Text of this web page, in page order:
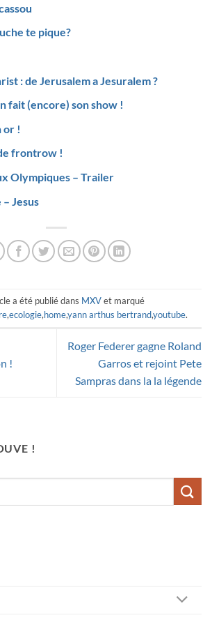
te pique?
: de Jerusalem a Jesuralem ?
fait (encore) son show !
or !
frontrow !
Olympiques – Trailer
Jesus
a été publié dans MXVet marqué
,ecologie,home,yann arthus bertrand,youtube.
!
Roger Federer gagne Roland
Garros et rejoint Pete
Sampras dans la la légende
!